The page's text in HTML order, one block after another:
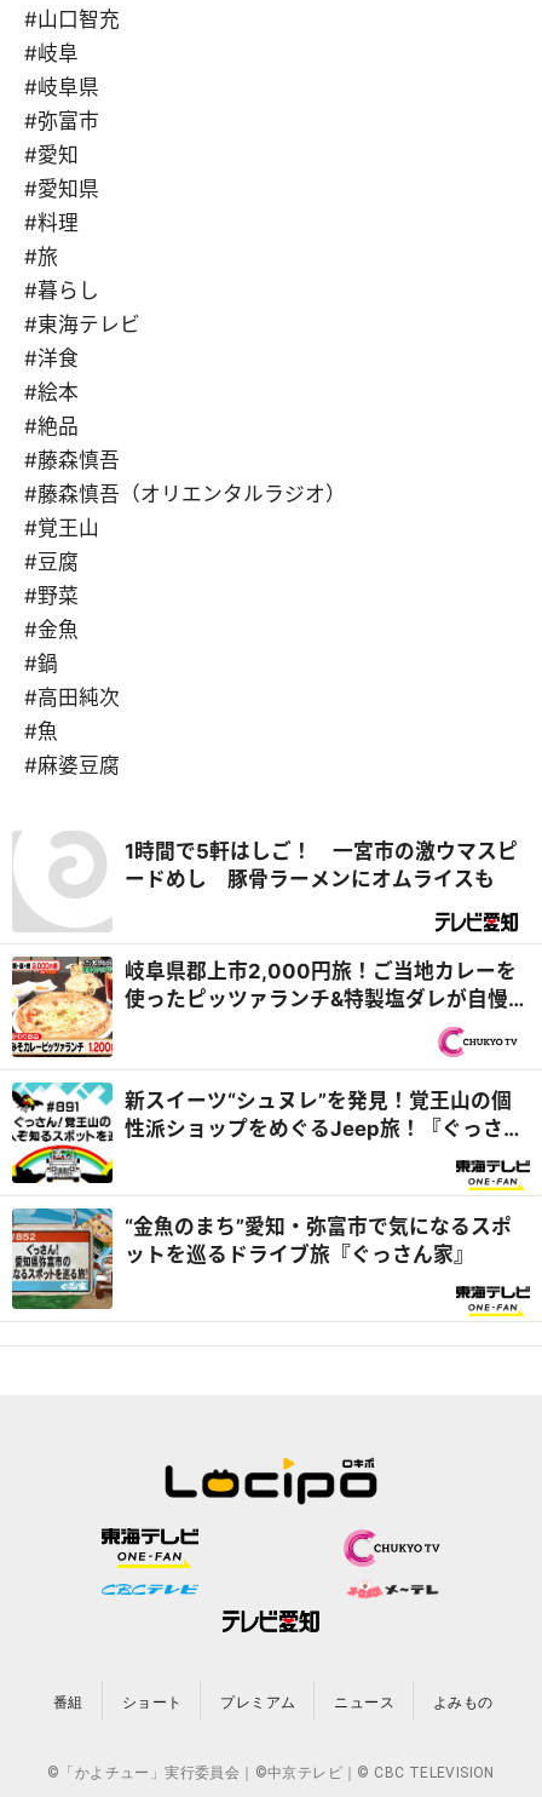
#山口智充
#岐阜
#岐阜県
#弥富市
#愛知
#愛知県
#料理
#旅
#暮らし
#東海テレビ
#洋食
#絵本
#絶品
#藤森慎吾
#藤森慎吾（オリエンタルラジオ）
#覚王山
#豆腐
#野菜
#金魚
#鍋
#高田純次
#魚
#麻婆豆腐
1時間で5軒はしご！ 一宮市の激ウマスピ
ードめし 豚骨ラーメンにオムライスも
岐阜県郡上市2,000円旅！ご当地カレーを
使ったピッツァランチ&特製塩ダレが自慢の
けいちゃん『PS純金（ゴールド）』
新スイーツ“シュヌレ”を発見！覚王山の個
性派ショップをめぐるJeep旅！『ぐっさん
“金魚のまち”愛知・弥富市で気になるスポ
ットを巡るドライブ旅『ぐっさん家』
番組 ショート プレミアム ニュース よみもの
©「かよチュー」実行委員会｜©中京テレビ｜© CBC TELEVISION